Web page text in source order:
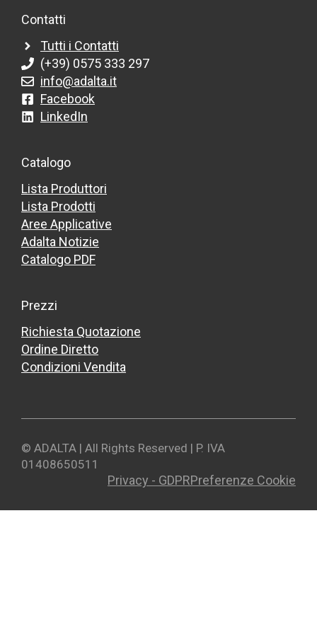
Contatti
Tutti i Contatti
(+39) 0575 333 297
info@adalta.it
Facebook
LinkedIn
Catalogo
Lista Produttori
Lista Prodotti
Aree Applicative
Adalta Notizie
Catalogo PDF
Prezzi
Richiesta Quotazione
Ordine Diretto
Condizioni Vendita
© ADALTA | All Rights Reserved | P. IVA
01408650511
Privacy - GDPRPreferenze Cookie